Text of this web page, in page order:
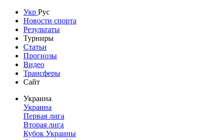
Укр Рус
Новости спорта
Результаты
Турниры
Статьи
Прогнозы
Видео
Трансферы
Сайт
Украина
Украина
Первая лига
Вторая лига
Кубок Украины